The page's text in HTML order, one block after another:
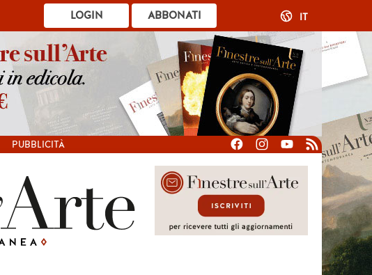
ABBONATI
LOGIN IT
PUBBLICITÀ